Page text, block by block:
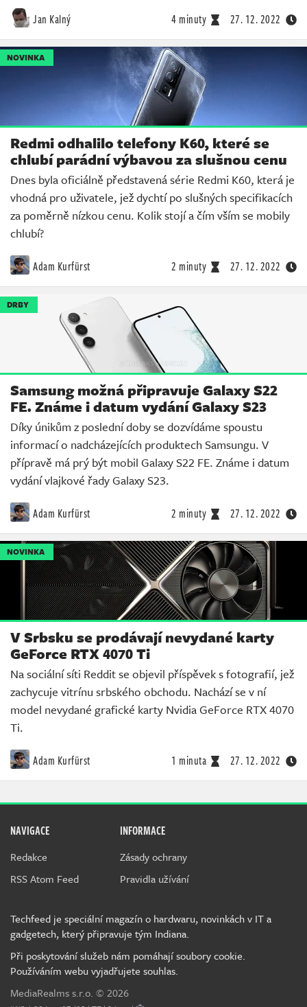
Jan Kalný 4 minuty 27. 12. 2022
NOVINKA
Redmi odhalilo telefony K60, které se
chlubí parádní výbavou za slušnou cenu
Dnes byla oficiálně představená série Redmi K60, která je
vhodná pro uživatele, jež dychtí po slušných specifikacích
za poměrně nízkou cenu. Kolik stojí a čím vším se mobily
chlubí?
Adam Kurfürst 2 minuty 27. 12. 2022
DRBY
Samsung možná připravuje Galaxy S22
FE. Známe i datum vydání Galaxy S23
Díky únikům z poslední doby se dozvídáme spoustu
informací o nadcházejících produktech Samsungu. V
přípravě má prý být mobil Galaxy S22 FE. Známe i datum
vydání vlajkové řady Galaxy S23.
Adam Kurfürst 2 minuty 27. 12. 2022
NOVINKA
V Srbsku se prodávají nevydané karty
GeForce RTX 4070 Ti
Na sociální síti Reddit se objevil příspěvek s fotografií, jež
zachycuje vitrínu srbského obchodu. Nachází se v ní
model nevydané grafické karty Nvidia GeForce RTX 4070
Ti.
Adam Kurfürst 1 minuta 27. 12. 2022
NAVIGACE
Redakce
RSS Atom Feed
INFORMACE
Zásady ochrany
Pravidla užívání
Techfeed je speciální magazín o hardwaru, novinkách v IT a
gadgetech, který připravuje tým Indiana.
Při poskytování služeb nám pomáhají soubory cookie.
Používáním webu vyjadřujete souhlas.
MediaRealms s.r.o. © 2026